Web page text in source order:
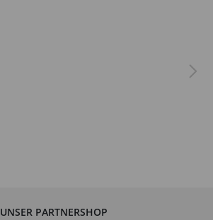
UNSER PARTNERSHOP